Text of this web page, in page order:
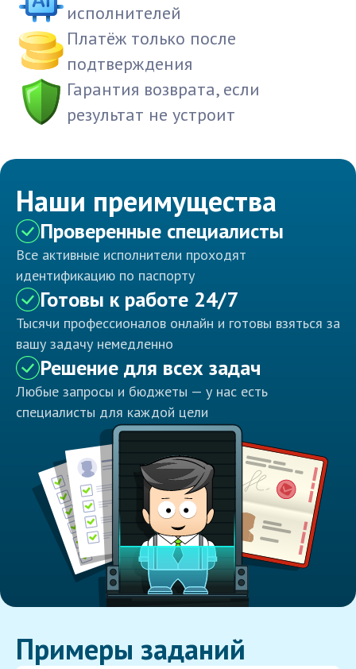
исполнителей
Платёж только после
подтверждения
Гарантия возврата, если
результат не устроит
Наши преимущества
Проверенные специалисты
Все активные исполнители проходят
идентификацию по паспорту
Готовы к работе 24/7
Тысячи профессионалов онлайн и готовы взяться за
вашу задачу немедленно
Решение для всех задач
Любые запросы и бюджеты — у нас есть
специалисты для каждой цели
Примеры заданий